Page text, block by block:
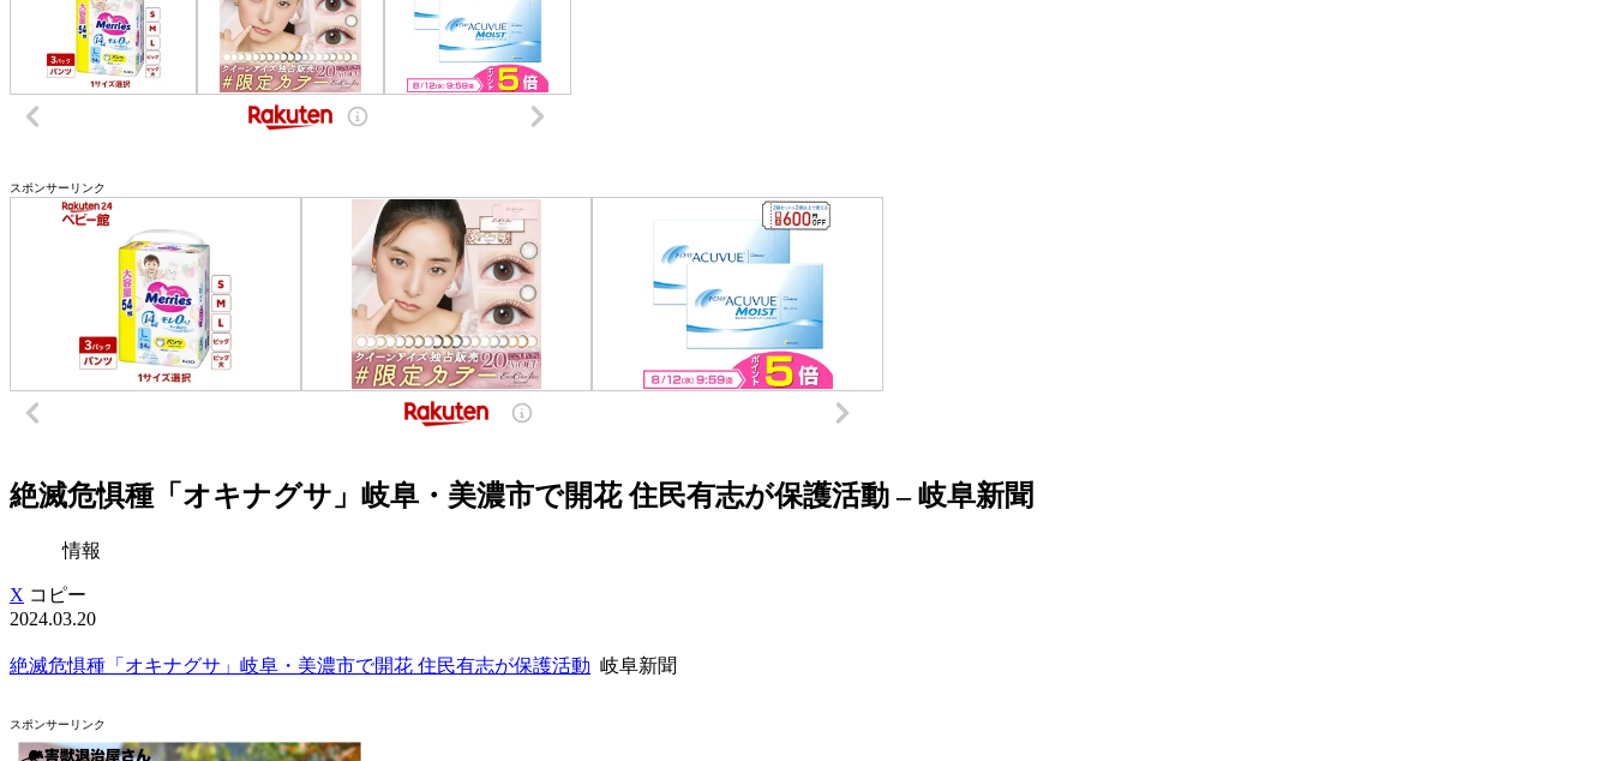
スポンサーリンク
絶滅危惧種「オキナグサ」岐阜・美濃市で開花 住民有志が保護活動 – 岐阜新聞
情報
X コピー
2024.03.20
絶滅危惧種「オキナグサ」岐阜・美濃市で開花 住民有志が保護活動 岐阜新聞
スポンサーリンク